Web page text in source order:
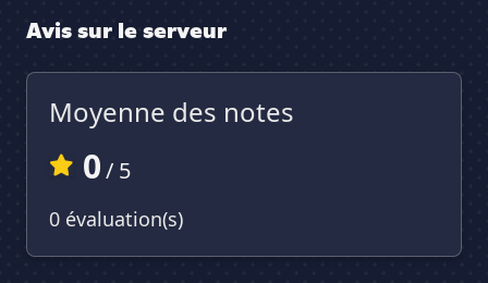
Avis sur le serveur
Moyenne des notes
0/ 5
0 évaluation(s)